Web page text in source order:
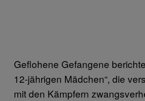
Geflohene Gefangene
12-jährigen Mädchen“, die
mit den Kämpfern